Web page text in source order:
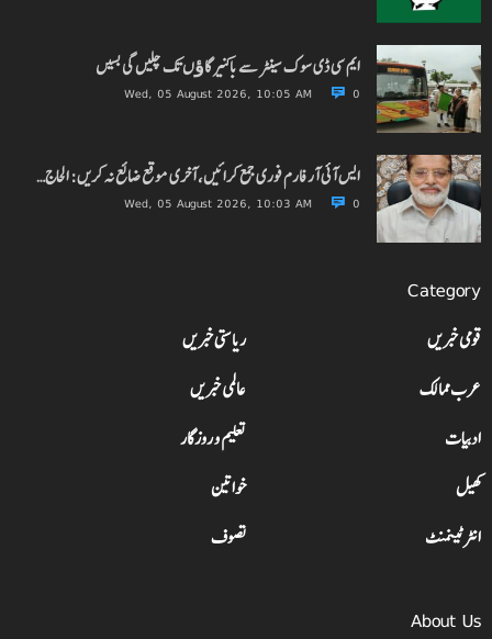
ایم سی ڈی سوک سینٹر سے باکنیر گاﺅں تک چلیں گی بسیں
Wed, 05 August 2026, 10:05 AM 0
ایس آئی آر فارم فوری جمع کرائیں، آخری موقع ضائع نہ کریں: الحاج…
Wed, 05 August 2026, 10:03 AM 0
Category
قومی خبریں
ریاستی خبریں
عرب ممالک
عالمی خبریں
ادبیات
تعلیم و روزگار
کھیل
خواتین
انٹرٹینمنٹ
تصوف
About Us